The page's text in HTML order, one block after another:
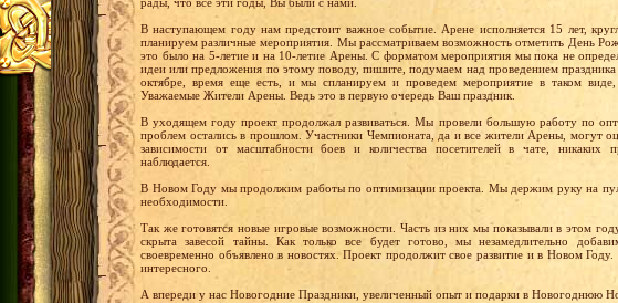
В наступающем году нам предстоит важное событие. Арене исполняется 15 лет,
планируем различные мероприятия. Мы рассматриваем возможность отметить День
это было на 5-летие и на 10-летие Арены. С форматом мероприятия мы пока не
идеи или предложения по этому поводу, пишите, подумаем над проведением
октябре, время еще есть, и мы спланируем и проведем мероприятие в таком
Уважаемые Жители Арены. Ведь это в первую очередь Ваш праздник.
В уходящем году проект продолжал развиваться. Мы провели большую работу по
проблем остались в прошлом. Участники Чемпионата, да и все жители Арены, могут
зависимости от масштабности боев и количества посетителей в чате, никаких
наблюдается.
В Новом Году мы продолжим работы по оптимизации проекта. Мы держим руку на
необходимости.
Так же готовятся новые игровые возможности. Часть из них мы показывали в этом
скрыта завесой тайны. Как только все будет готово, мы незамедлительно
своевременно объявлено в новостях. Проект продолжит свое развитие и в Новом
интересного.
А впереди у нас Новогодние Праздники, увеличенный опыт и подарки в Новогоднюю